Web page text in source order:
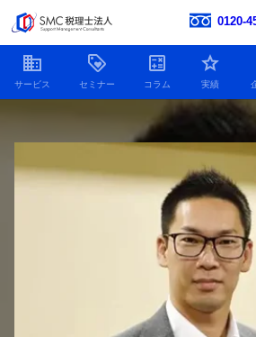
0120-
顧問税理士をお探し
開催中の単発開催セ
【2026年6.7.8.11月開催】企業型確定拠出年
【2026年開催】日本一わかりやすい決算書活
【2026年開催】中津川経営サロン
開催中の複数回開催セ
【2026年12月開催】100年企業の経営者に学
お客様の声一覧
新着情報
SDGsへの取り組み
プライバシーポリシー
Youtube動画をまとめ